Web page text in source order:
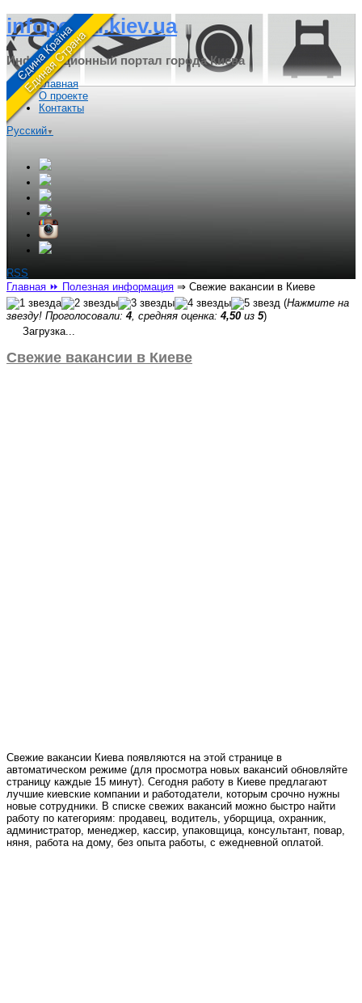
infoportal.kiev.ua
Информационный портал города Киева
Главная
О проекте
Контакты
Русский ▼
RSS
Главная ⏩ Полезная информация ⇒ Свежие вакансии в Киеве
(Нажмите на
звезду! Проголосовали: 4 , средняя оценка: 4,50 из 5)
Загрузка...
Свежие вакансии в Киеве
Свежие вакансии Киева появляются на этой странице в
автоматическом режиме (для просмотра новых вакансий обновляйте
страницу каждые 15 минут). Сегодня работу в Киеве предлагают
лучшие киевские компании и работодатели, которым срочно нужны
новые сотрудники. В списке свежих вакансий можно быстро найти
работу по категориям: продавец, водитель, уборщица, охранник,
администратор, менеджер, кассир, упаковщица, консультант, повар,
няня, работа на дому, без опыта работы, с ежедневной оплатой.